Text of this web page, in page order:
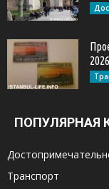
ПОПУЛЯРНАЯ
Транспорт